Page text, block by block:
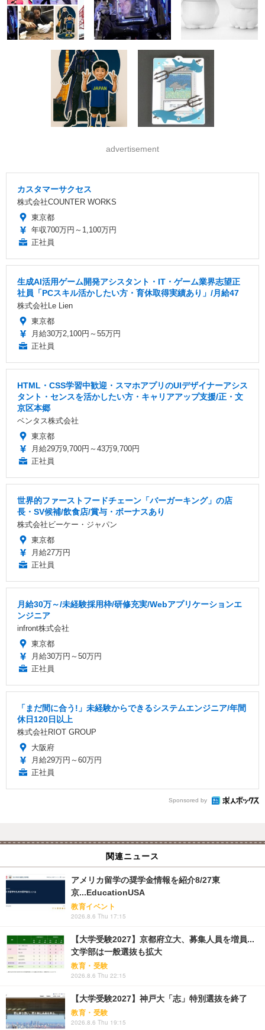
advertisement
カスタマーサクセス
株式会社COUNTER WORKS
東京都
年収700万円～1,100万円
正社員
生成AI活用ゲーム開発アシスタント・IT・ゲーム業界志望正
社員「PCスキル活かしたい方・育休取得実績あり」/月給47
株式会社Le Lien
東京都
月給30万2,100円～55万円
正社員
HTML・CSS学習中歓迎・スマホアプリのUIデザイナーアシス
タント・センスを活かしたい方・キャリアアップ支援/正・文
京区本郷
ベンタス株式会社
東京都
月給29万9,700円～43万9,700円
正社員
世界的ファーストフードチェーン「バーガーキング」の店
長・SV候補/飲食店/賞与・ボーナスあり
株式会社ビーケー・ジャパン
東京都
月給27万円
正社員
月給30万～/未経験採用枠/研修充実/Webアプリケーションエ
ンジニア
infront株式会社
東京都
月給30万円～50万円
正社員
「まだ間に合う!」未経験からできるシステムエンジニア/年間
休日120日以上
株式会社RIOT GROUP
大阪府
月給29万円～60万円
正社員
Sponsored by
関連ニュース
アメリカ留学の奨学金情報を紹介8/27東
京...EducationUSA
教育イベント
2026.8.6 Thu 17:15
【大学受験2027】京都府立大、募集人員を増員...
文学部は一般選抜も拡大
教育・受験
2026.8.6 Thu 22:15
【大学受験2027】神戸大「志」特別選抜を終了
教育・受験
2026.8.6 Thu 19:15